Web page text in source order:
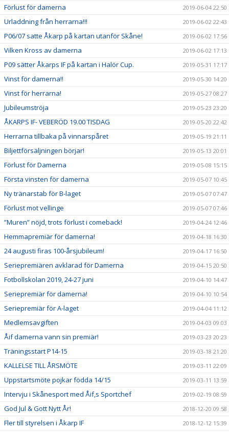
Förlust för damerna 2019-06-04 22:50
Urladdning från herrarna!!! 2019-06-02 22:43
P06/07 satte Åkarp på kartan utanför Skåne! 2019-06-02 17:56
Vilken Kross av damerna 2019-06-02 17:13
P09 sätter Åkarps IF på kartan i Halör Cup. 2019-05-31 17:17
Vinst för damerna!! 2019-05-30 14:20
Vinst för herrarna! 2019-05-27 08:27
Jubileumströja 2019-05-23 23:20
ÅKARPS IF- VEBERÖD 19.00 TISDAG 2019-05-20 22:42
Herrarna tillbaka på vinnarspåret 2019-05-19 21:11
Biljettförsäljningen börjar! 2019-05-13 20:01
Förlust för Damerna 2019-05-08 15:15
Första vinsten för damerna 2019-05-07 10:45
Ny tränarstab för B-laget 2019-05-07 07:47
Förlust mot vellinge 2019-05-07 07:46
”Muren” nöjd, trots förlust i comeback! 2019-04-24 12:46
Hemmapremiär för damerna! 2019-04-18 16:30
24 augusti firas 100-årsjubileum! 2019-04-17 16:50
Seriepremiären avklarad för Damerna 2019-04-15 20:50
Fotbollskolan 2019, 24-27 juni 2019-04-10 14:47
Seriepremiär för damerna! 2019-04-10 10:54
Seriepremiär för A-laget 2019-04-04 11:12
Medlemsavgiften 2019-04-03 09:03
Åif damerna vann sin premiär! 2019-03-23 20:23
Träningsstart P14-15 2019-03-18 21:20
KALLELSE TILL ÅRSMÖTE 2019-03-11 22:09
Uppstartsmöte pojkar födda 14/15 2019-03-11 13:59
Intervju i Skånesport med Åif,s Sportchef 2019-02-19 08:59
God Jul & Gott Nytt År! 2018-12-20 09:58
Fler till styrelsen i Åkarp IF 2018-12-12 15:39